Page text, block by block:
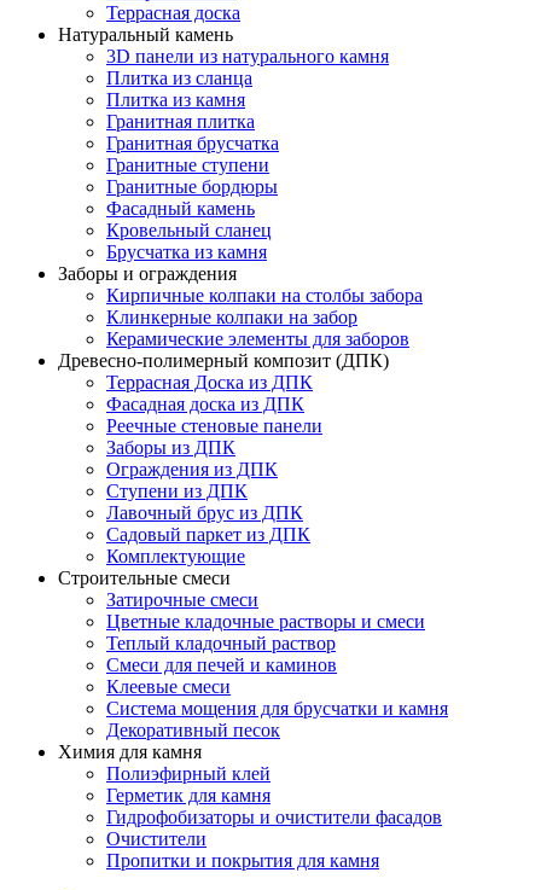
Террасная доска
Натуральный камень
3D панели из натурального камня
Плитка из сланца
Плитка из камня
Гранитная плитка
Гранитная брусчатка
Гранитные ступени
Гранитные бордюры
Фасадный камень
Кровельный сланец
Брусчатка из камня
Заборы и ограждения
Кирпичные колпаки на столбы забора
Клинкерные колпаки на забор
Керамические элементы для заборов
Древесно-полимерный композит (ДПК)
Террасная Доска из ДПК
Фасадная доска из ДПК
Реечные стеновые панели
Заборы из ДПК
Ограждения из ДПК
Ступени из ДПК
Лавочный брус из ДПК
Садовый паркет из ДПК
Комплектующие
Строительные смеси
Затирочные смеси
Цветные кладочные растворы и смеси
Теплый кладочный раствор
Смеси для печей и каминов
Клеевые смеси
Система мощения для брусчатки и камня
Декоративный песок
Химия для камня
Полиэфирный клей
Герметик для камня
Гидрофобизаторы и очистители фасадов
Очистители
Пропитки и покрытия для камня